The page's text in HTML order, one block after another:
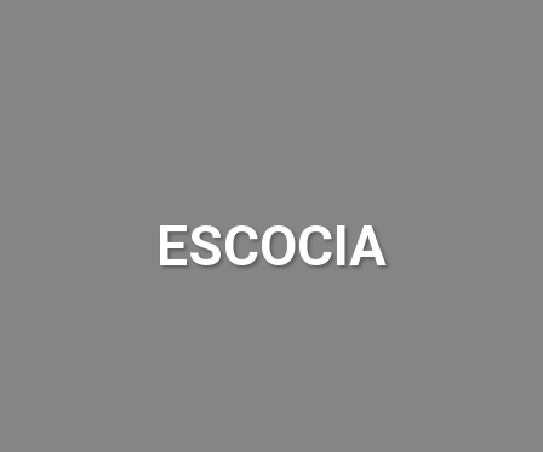
ESCOCIA